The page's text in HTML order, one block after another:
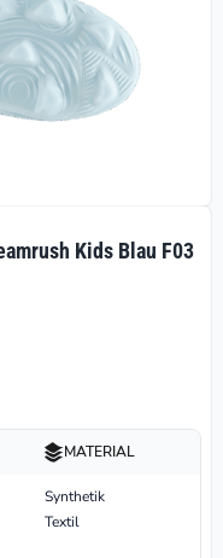
Kids Blau F03
MATERIAL
Synthetik
Textil